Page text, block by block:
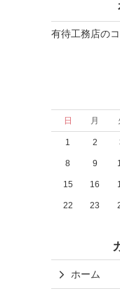
有待工務店の
日 月
1 2
8 9
15 16
22 23
ホーム